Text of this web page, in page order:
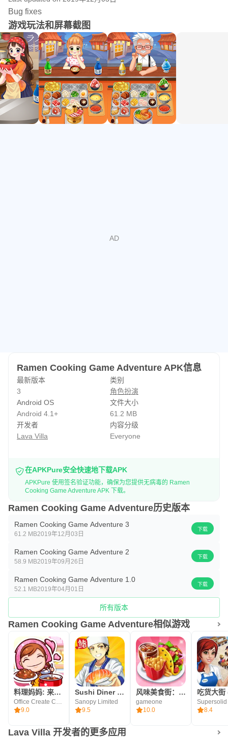
- 数千种不同的组合
- 服务和解锁众多客户
- 解锁不同的区域
- 可升级的工作台
- 免费玩+更多！
Bug fixes
游戏玩法和屏幕截图
Ramen Cooking Game Adventure APK信息
最新版本
3
类别
角色扮演
Android OS
Android 4.1+
文件大小
61.2 MB
开发者
Lava Villa
内容分级
Everyone
在APKPure安全快速地下载APK
APKPure 使用签名验证功能，确保为您提供无病毒的 Ramen
Cooking Game Adventure APK 下载。
Ramen Cooking Game Adventure历史版本
Ramen Cooking Game Adventure 3
61.2 MB2019年12月03日
下载
Ramen Cooking Game Adventure 2
58.9 MB2019年09月26日
下载
Ramen Cooking Game Adventure 1.0
52.1 MB2019年04月01日
下载
所有版本
Ramen Cooking Game Adventure相似游戏
料理妈妈: 来煮饭吧!
Office Create Corp.
9.0
Sushi Diner - Fun Cooking Game
Sanopy Limited
9.5
风味美食街：我的餐厅烹饪游戏
gameone
10.0
Supersolid
8.4
Lava Villa 开发者的更多应用